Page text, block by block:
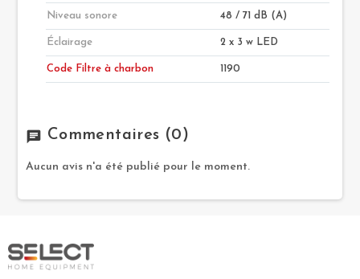
Niveau sonore 48 / 71 dB (A)
Éclairage 2 x 3 w LED
Code Filtre à charbon 1190
chat Commentaires (0)
Aucun avis n'a été publié pour le moment.